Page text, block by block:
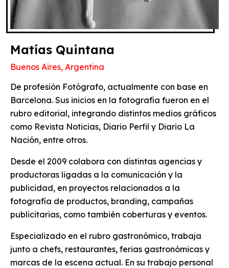
Matías Quintana
Buenos Aires, Argentina
De profesión Fotógrafo, actualmente con base en
Barcelona. Sus inicios en la fotografía fueron en el
rubro editorial, integrando distintos medios gráficos
como Revista Noticias, Diario Perfil y Diario La
Nación, entre otros.
Desde el 2009 colabora con distintas agencias y
productoras ligadas a la comunicación y la
publicidad, en proyectos relacionados a la
fotografía de productos, branding, campañas
publicitarias, como también coberturas y eventos.
Especializado en el rubro gastronómico, trabaja
junto a chefs, restaurantes, ferias gastronómicas y
marcas de la escena actual. En su trabajo personal